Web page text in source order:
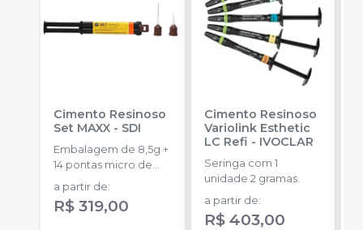
Cimento Resinoso
Set MAXX - SDI
Embalagem de 8,5g +
14 pontas micro de
automistura + 4
pontas
a partir de:
R$ 319,00
Cimento Resinoso
Variolink Esthetic
LC Refi - IVOCLAR
Seringa com 1
unidade 2 gramas.
a partir de:
R$ 403,00